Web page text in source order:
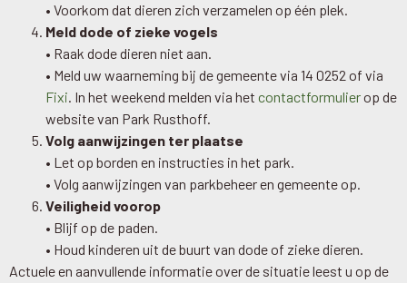
• Voorkom dat dieren zich verzamelen op één plek.
Meld dode of zieke vogels
• Raak dode dieren niet aan.
• Meld uw waarneming bij de gemeente via 14 0252 of via
Fixi. In het weekend melden via het contactformulierop de
website van Park Rusthoff.
Volg aanwijzingen ter plaatse
• Let op borden en instructies in het park.
• Volg aanwijzingen van parkbeheer en gemeente op.
Veiligheid voorop
• Blijf op de paden.
• Houd kinderen uit de buurt van dode of zieke dieren.
Actuele en aanvullende informatie over de situatie leest u op de